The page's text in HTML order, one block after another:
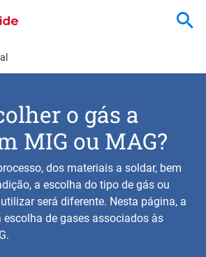
o gás a
MIG ou MAG?
dos materiais a soldar, bem
a escolha do tipo de gás ou
será diferente. Nesta página, a
escolha de gases associados às